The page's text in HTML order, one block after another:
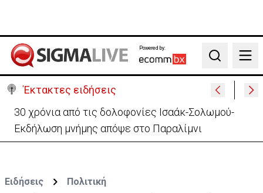
Powered by:
Search
Έκτακτες ειδήσεις
Συνεχίζονται τα 40αρια-Πότε τίθεται σε ισχύ η
κίτρινη προειδοποίηση
Ειδήσεις Πολιτική